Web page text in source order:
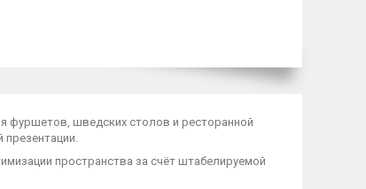
фуршетов, шведских столов и ресторанной
пространства за счёт штабелируемой